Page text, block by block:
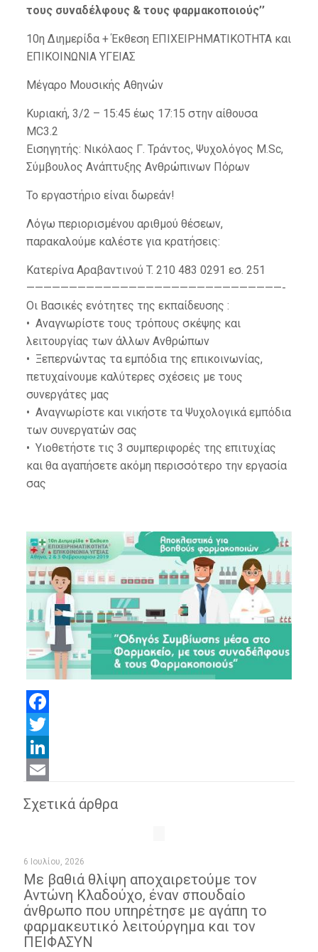
τους συναδέλφους & τους φαρμακοποιούς’’
10η Διημερίδα + Έκθεση ΕΠΙΧΕΙΡΗΜΑΤΙΚΟΤΗΤΑ και
ΕΠΙΚΟΙΝΩΝΙΑ ΥΓΕΙΑΣ
Μέγαρο Μουσικής Αθηνών
Κυριακή, 3/2 – 15:45 έως 17:15 στην αίθουσα
MC3.2
Εισηγητής: Νικόλαος Γ. Τράντος, Ψυχολόγος M.Sc,
Σύμβουλος Ανάπτυξης Ανθρώπινων Πόρων
Το εργαστήριο είναι δωρεάν!
Λόγω περιορισμένου αριθμού θέσεων,
παρακαλούμε καλέστε για κρατήσεις:
Κατερίνα Αραβαντινού T. 210 483 0291 εσ. 251
——————————————————————————————-
Οι Βασικές ενότητες της εκπαίδευσης :
• Αναγνωρίστε τους τρόπους σκέψης και
λειτουργίας των άλλων Ανθρώπων
• Ξεπερνώντας τα εμπόδια της επικοινωνίας,
πετυχαίνουμε καλύτερες σχέσεις με τους
συνεργάτες μας
• Αναγνωρίστε και νικήστε τα Ψυχολογικά εμπόδια
των συνεργατών σας
• Υιοθετήστε τις 3 συμπεριφορές της επιτυχίας
και θα αγαπήσετε ακόμη περισσότερο την εργασία
σας
Facebook
Twitter
LinkedIn
Σχετικά άρθρα
6 Ιουλίου, 2026
Με βαθιά θλίψη αποχαιρετούμε τον
Αντώνη Κλαδούχο, έναν σπουδαίο
άνθρωπο που υπηρέτησε με αγάπη το
φαρμακευτικό λειτούργημα και τον
ΠΕΙΦΑΣΥΝ